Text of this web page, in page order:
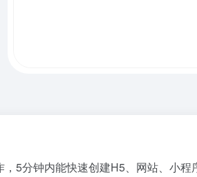
5分钟内能快速创建H5、网站、小程